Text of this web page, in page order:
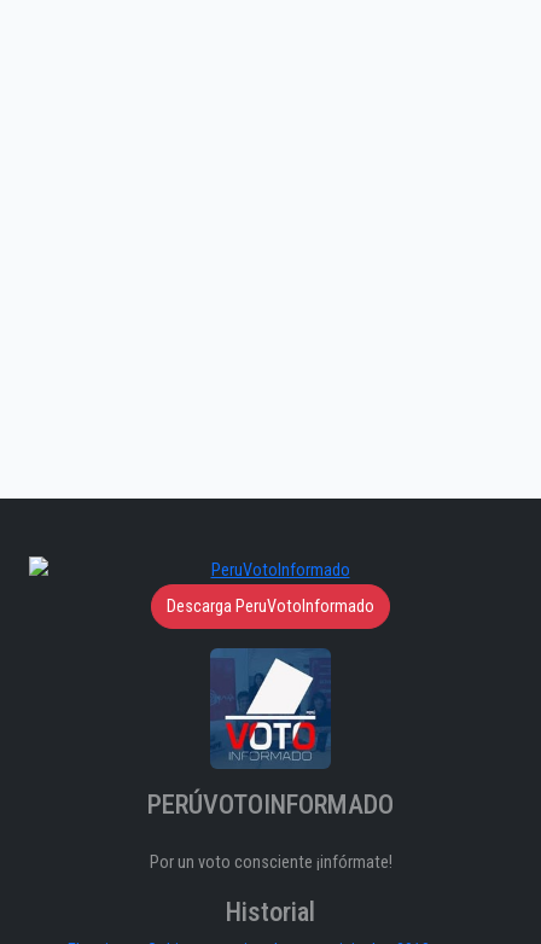
Descarga PeruVotoInformado
PERÚVOTOINFORMADO
Por un voto consciente ¡infórmate!
Historial